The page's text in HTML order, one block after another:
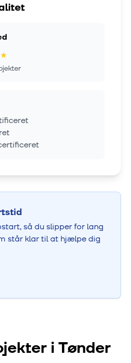
★
så du slipper for lang
står klar til at hjælpe dig
i Tønder